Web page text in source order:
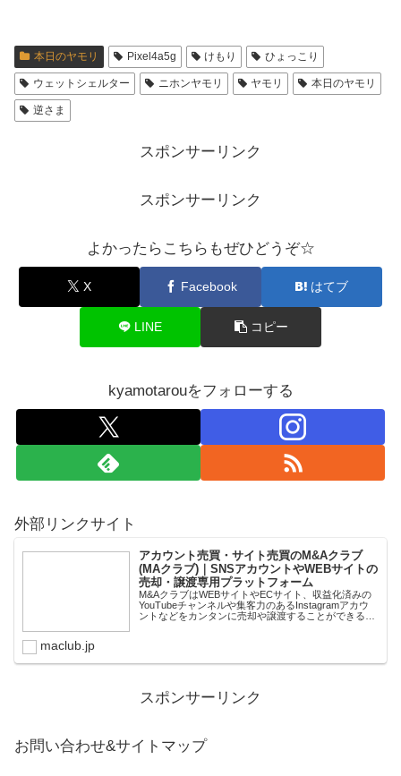
本日のヤモリ Pixel4a5g けもり ひょっこり
ウェットシェルター ニホンヤモリ ヤモリ 本日のヤモリ
逆さま
スポンサーリンク
スポンサーリンク
よかったらこちらもぜひどうぞ☆
X Facebook はてブ
LINE コピー
kyamotarouをフォローする
外部リンクサイト
アカウント売買・サイト売買のM&Aクラブ
(MAクラブ)｜SNSアカウントやWEBサイトの
売却・譲渡専用プラットフォーム
M&AクラブはWEBサイトやECサイト、収益化済みの
YouTubeチャンネルや集客力のあるInstagramアカウ
ントなどをカンタンに売却や譲渡することができるプ
maclub.jp
スポンサーリンク
お問い合わせ&サイトマップ